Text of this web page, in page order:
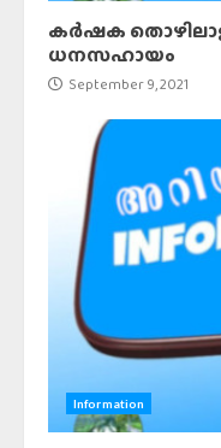
കർഷക
ധനസഹായം
September 9, 2021
Information